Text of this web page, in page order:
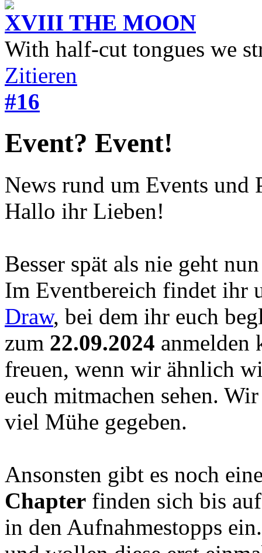
XVIII THE MOON
With half-cut tongues we
Zitieren
#16
Event? Event!
News rund um Events und
Hallo ihr Lieben!
Besser spät als nie geht
Im Eventbereich findet ihr
Draw, bei dem ihr euch
zum 22.09.2024 anmelden
freuen, wenn wir ähnlich
euch mitmachen sehen.
viel Mühe gegeben.
Ansonsten gibt es noch
Chapter finden sich bis
in den Aufnahmestopps